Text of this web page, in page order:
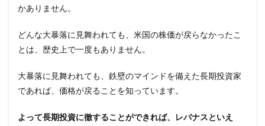
かありません。
どんな大暴落に見舞われても、米国の株価が戻らなかったこ
とは、歴史上で一度もありません。
大暴落に見舞われても、鉄壁のマインドを備えた長期投資家
であれば、価格が戻ることを知っています。
よって長期投資に徹することができれば、レバナスといえ